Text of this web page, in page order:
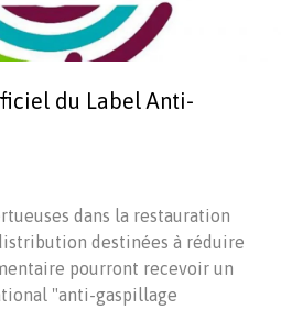
du Label Anti-
dans la restauration
destinées à réduire
pourront recevoir un
"anti-gaspillage